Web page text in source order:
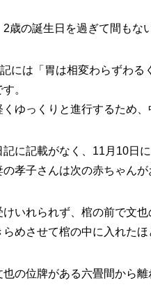
歳の誕生日を過ぎて間もな
には「胃は相変わらずわ
。
ゆっくりと進行するため
に記載がなく、11月10日
孝子さんは次の赤ちゃん
いれられず、棺の前で文
めさせて棺の中に入れたほ
の位牌がある六畳間から